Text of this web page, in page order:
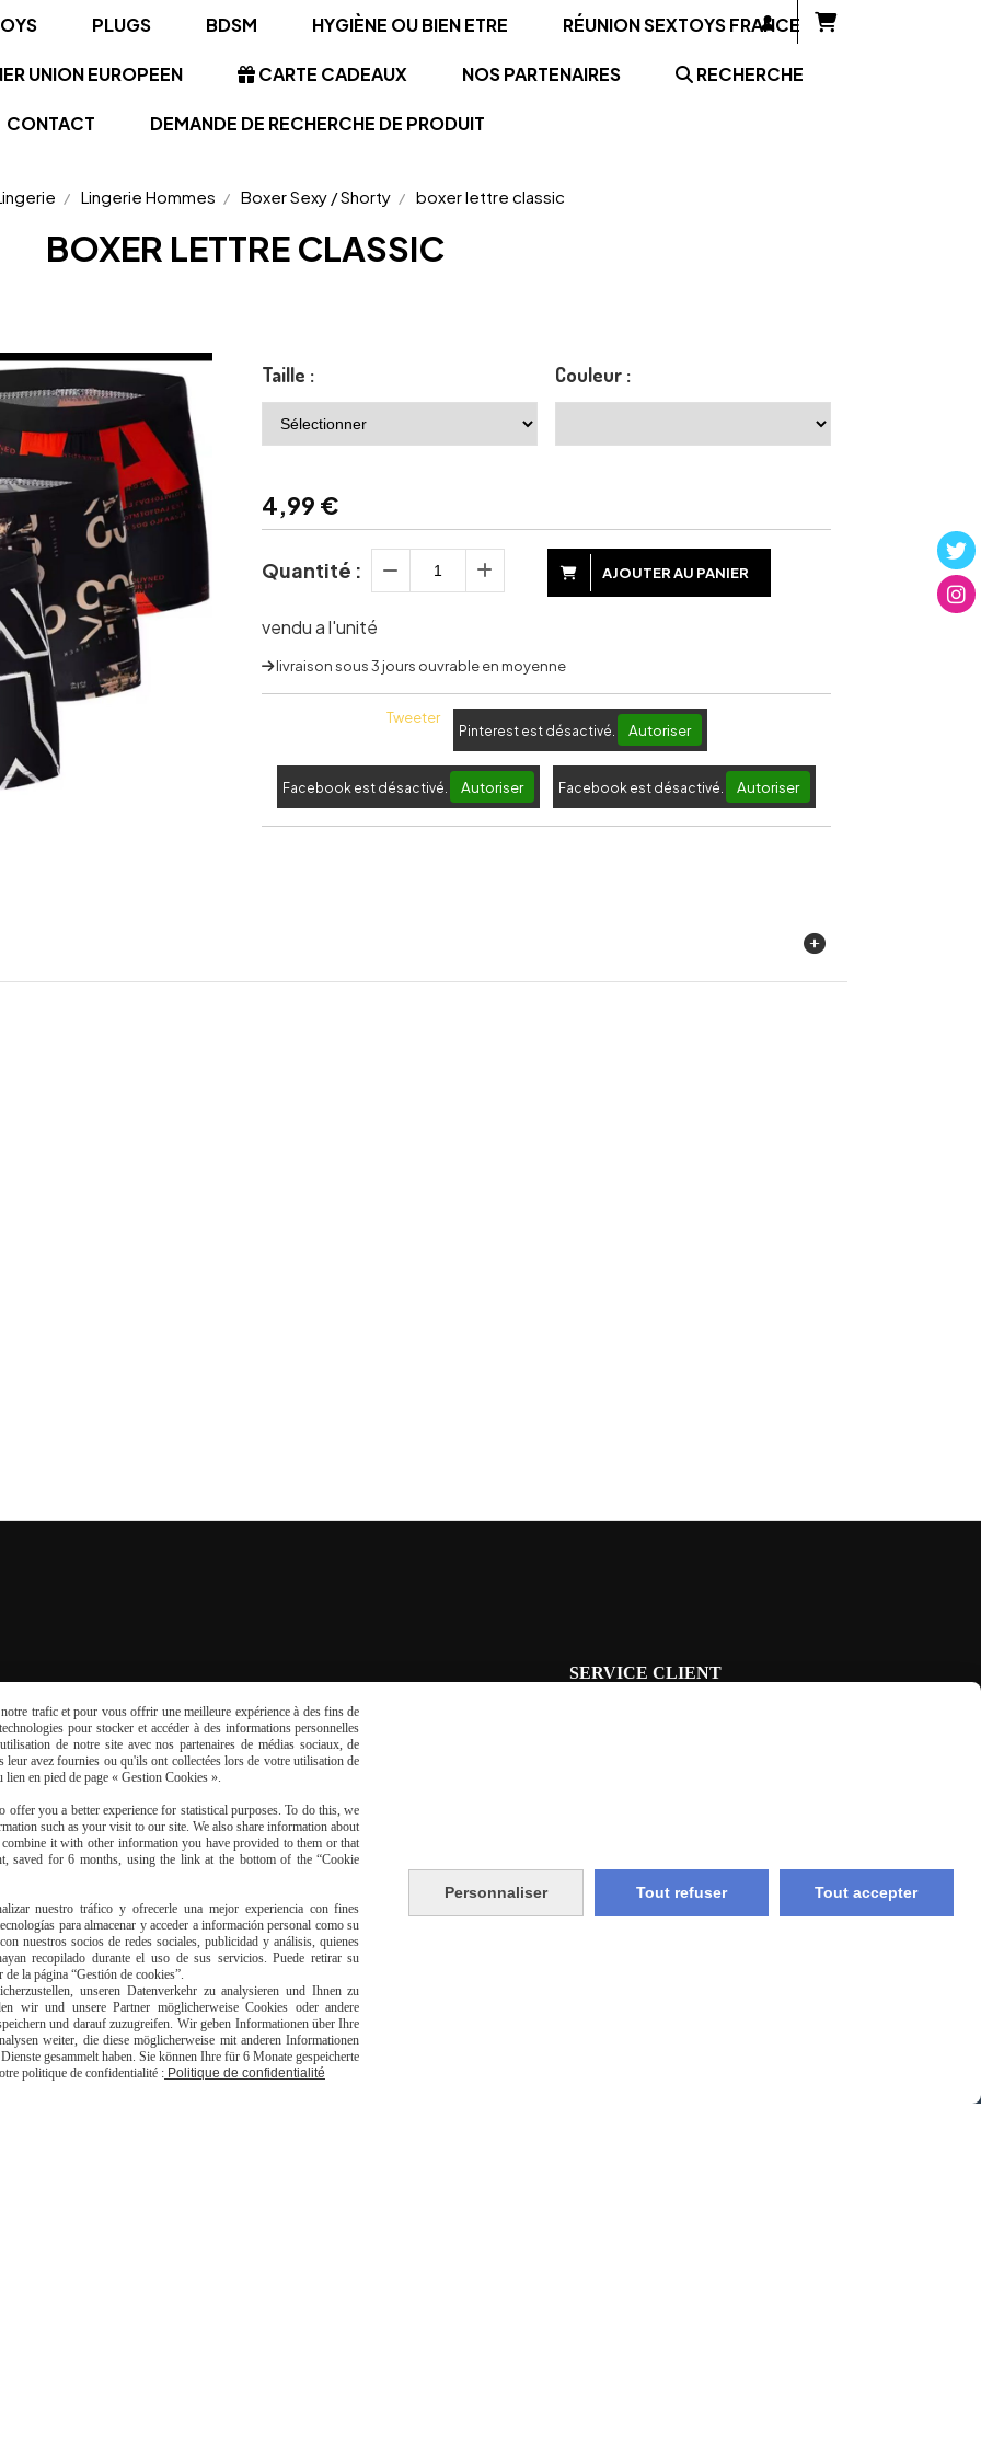
PLUGS BDSM HYGIÈNE OU BIEN ETRE RÉUNION SEXTOYS FRANCE
UNION EUROPEEN CARTE CADEAUX NOS PARTENAIRES RECHERCHE
CONTACT DEMANDE DE RECHERCHE DE PRODUIT
Lingerie Hommes Boxer Sexy / Shorty boxer lettre classic
BOXER LETTRE CLASSIC
Taille : Couleur :
4,99 €
Quantité : AJOUTER AU PANIER
vendu a l'unité
livraison sous 3 jours ouvrable en moyenne
Tweeter
Pinterest est désactivé. Autoriser
Facebook est désactivé. Autoriser Facebook est désactivé. Autoriser
SERVICE CLIENT
trafic et pour vous offrir une meilleure expérience à des fins de
pour stocker et accéder à des informations personnelles
de notre site avec nos partenaires de médias sociaux, de
avez fournies ou qu'ils ont collectées lors de votre utilisation de
en pied de page « Gestion Cookies ».
you a better experience for statistical purposes. To do this, we
such as your visit to our site. We also share information about
it with other information you have provided to them or that
saved for 6 months, using the link at the bottom of the “Cookie
nuestro tráfico y ofrecerle una mejor experiencia con fines
para almacenar y acceder a información personal como su
nuestros socios de redes sociales, publicidad y análisis, quienes
recopilado durante el uso de sus servicios. Puede retirar su
la página “Gestión de cookies”.
unseren Datenverkehr zu analysieren und Ihnen zu
wir und unsere Partner möglicherweise Cookies oder andere
und darauf zuzugreifen. Wir geben Informationen über Ihre
weiter, die diese möglicherweise mit anderen Informationen
gesammelt haben. Sie können Ihre für 6 Monate gespeicherte
politique de confidentialité : Politique de confidentialité
Personnaliser Tout refuser Tout accepter